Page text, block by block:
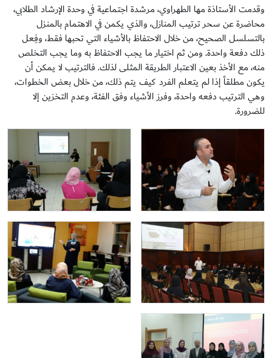
وقدمت الأستاذة مها الطهراوي، مرشدة اجتماعية في وحدة الإرشاد الطلابي،
محاضرة عن سحر ترتيب المنازل، والذي يكمن في الاهتمام بالمنزل
بالتسلسل الصحيح، من خلال الاحتفاظ بالأشياء التي تحبها فقط، وفِعل
ذلك دفعة واحدة. ومن ثم اختيار ما يجب الاحتفاظ به وما يجب التخلص
منه، مع الأخذ بعين الاعتبار الطريقة المثلى لذلك. فالترتيب لا يمكن أن
يكون مطلقاً إذا لم يتعلم الفرد كيف يتم ذلك، من خلال بعض الخطوات،
وهي الترتيب دفعه واحدة، وفرز الأشياء وفق الفئة، وعدم التخزين إلا
للضرورة.